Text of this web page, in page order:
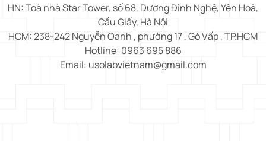
HN: Toà nhà Star Tower, số 68, Dương Đình Nghệ, Yên Hoà,
Cầu Giấy, Hà Nội
HCM: 238-242 Nguyễn Oanh , phường 17 , Gò Vấp , TP.HCM
Hotline: 0963 695 886
Email: usolabvietnam@gmail.com